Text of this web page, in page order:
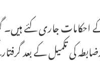
کے احکامات جاری کئے ہیں۔
کی تکمیل کے بعد